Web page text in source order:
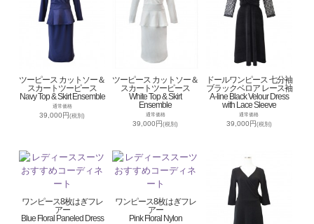
ツーピース カットソー＆
スカートツーピース
Navy Top & Skirt Ensemble
通常価格
39,000円(税別)
ツーピース カットソー＆
スカートツーピース
White Top & Skirt
Ensemble
通常価格
39,000円(税別)
ドールワンピース 七分袖
ブラックベロア レース袖
A-line Black Velour Dress
with Lace Sleeve
通常価格
39,000円(税別)
ワンピース8枚はぎフレ
アー
Blue Floral Paneled Dress
ワンピース8枚はぎフレ
アー
Pink Floral Nylon